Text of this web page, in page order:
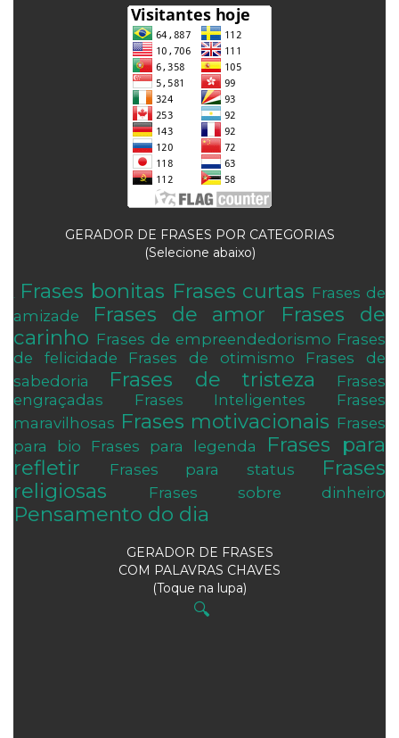
GERADOR DE FRASES POR CATEGORIAS
(Selecione abaixo)
Frases bonitas Frases curtas Frases de
amizade
Frases de amor
Frases de
carinho Frases de empreendedorismo Frases
de felicidade
Frases de otimismo
Frases de
sabedoria
Frases de tristeza
Frases
engraçadas
Frases Inteligentes
Frases
maravilhosas Frases motivacionais Frases
para bio
Frases para legenda
Frases para
refletir
Frases para status
Frases
religiosas
Frases sobre dinheiro
Pensamento do dia
GERADOR DE FRASES
COM PALAVRAS CHAVES
(Toque na lupa)
🔍